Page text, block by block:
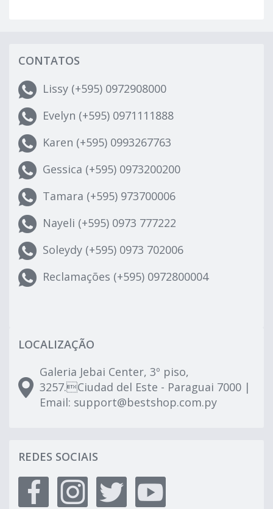
CONTATOS
Lissy (+595) 0972908000
Evelyn (+595) 0971111888
Karen (+595) 0993267763
Gessica (+595) 0973200200
Tamara (+595) 973700006
Nayeli (+595) 0973 777222
Soleydy (+595) 0973 702006
Reclamações (+595) 0972800004
LOCALIZAÇÃO
Galeria Jebai Center, 3º piso,
3257.Ciudad del Este - Paraguai 7000 |
Email: support@bestshop.com.py
REDES SOCIAIS